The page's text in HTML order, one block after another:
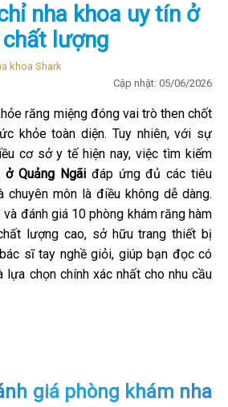
nha khoa uy tín ở
chất lượng
khoa Shark
Cập nhật: 05/06/2026
răng miệng đóng vai trò then chốt
khỏe toàn diện. Tuy nhiên, với sự
cơ sở y tế hiện nay, việc tìm kiếm
ở Quảng Ngãiđáp ứng đủ các tiêu
chuyên môn là điều không dễ dàng.
đánh giá 10 phòng khám răng hàm
lượng cao, sở hữu trang thiết bị
sĩ tay nghề giỏi, giúp bạn đọc có
lựa chọn chính xác nhất cho nhu cầu
giá phòng khám nha